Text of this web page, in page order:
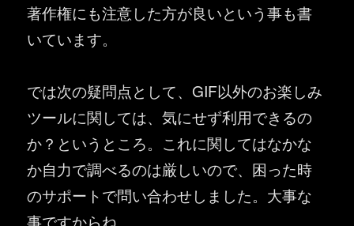
著作権にも注意した方が良いという事も書
いています。
では次の疑問点として、GIF以外のお楽しみ
ツールに関しては、気にせず利用できるの
か？というところ。これに関してはなかな
か自力で調べるのは厳しいので、困った時
のサポートで問い合わせしました。大事な
事ですからね。